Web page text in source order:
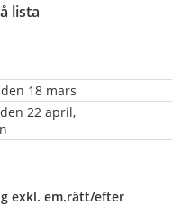
lista
18 mars
22 april,
exkl. em.rätt/efter